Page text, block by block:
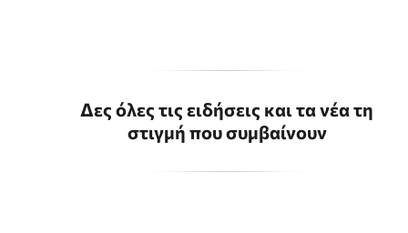
Δες όλες τις ειδήσεις και τα νέα τη
στιγμή που συμβαίνουν